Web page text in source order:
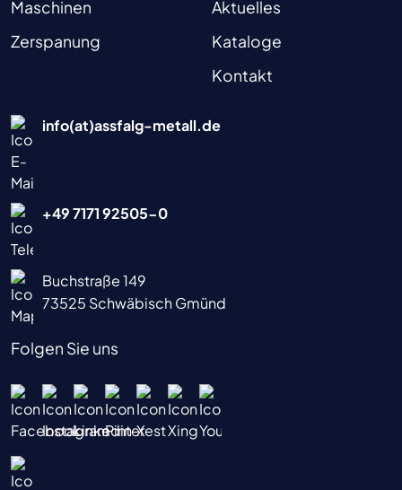
Maschinen
Zerspanung
Aktuelles
Kataloge
Kontakt
info(at)assfalg-metall.de
+49 7171 92505-0
Buchstraße 149
73525 Schwäbisch Gmünd
Folgen Sie uns